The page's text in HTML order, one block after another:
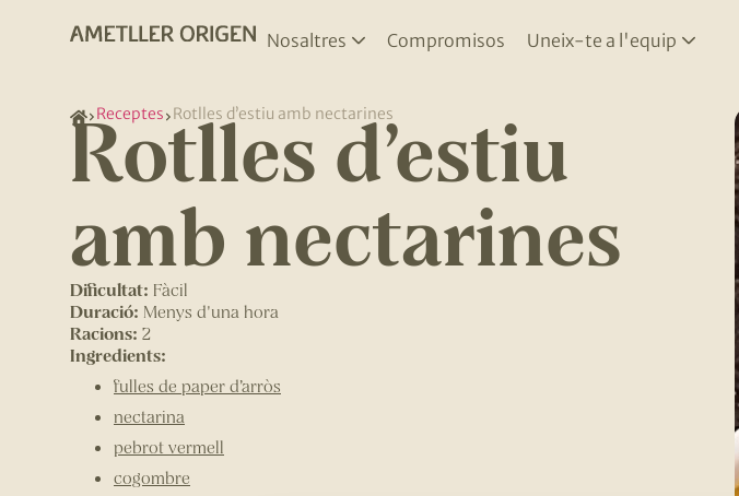
Nosaltres Compromisos Uneix-te a l'equip
Receptes Rotlles d’estiu amb nectarines
Rotlles d’estiu
amb nectarines
Dificultat: Fàcil
Duració: Menys d'una hora
Racions: 2
Ingredients:
fulles de paper d’arròs
nectarina
pebrot vermell
cogombre